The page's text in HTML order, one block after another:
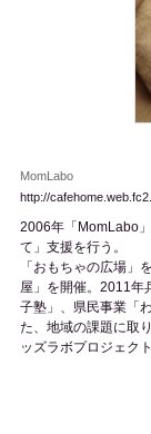
MomLabo
http://
2006年「MomLabo
て」支援を行う。
「おもちゃの広場」
屋」を開催。2011年
子塾」、県民事業「
た、地域の課題に取
ッズラボプロジェク